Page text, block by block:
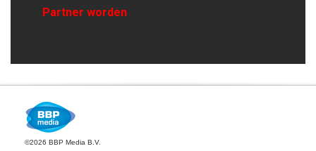
Partner worden
©2026 BBP Media B.V.